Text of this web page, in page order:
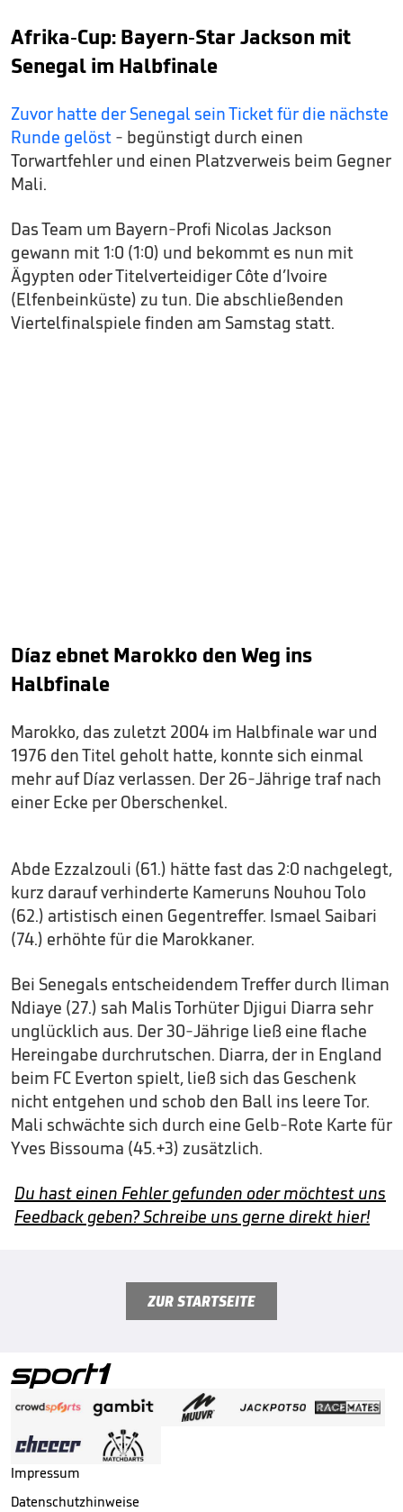
Afrika-Cup: Bayern-Star Jackson mit
Senegal im Halbfinale
Zuvor hatte der Senegal sein Ticket für die nächste
Runde gelöst - begünstigt durch einen
Torwartfehler und einen Platzverweis beim Gegner
Mali.
Das Team um Bayern-Profi Nicolas Jackson
gewann mit 1:0 (1:0) und bekommt es nun mit
Ägypten oder Titelverteidiger Côte d’Ivoire
(Elfenbeinküste) zu tun. Die abschließenden
Viertelfinalspiele finden am Samstag statt.
Díaz ebnet Marokko den Weg ins
Halbfinale
Marokko, das zuletzt 2004 im Halbfinale war und
1976 den Titel geholt hatte, konnte sich einmal
mehr auf Díaz verlassen. Der 26-Jährige traf nach
einer Ecke per Oberschenkel.
Abde Ezzalzouli (61.) hätte fast das 2:0 nachgelegt,
kurz darauf verhinderte Kameruns Nouhou Tolo
(62.) artistisch einen Gegentreffer. Ismael Saibari
(74.) erhöhte für die Marokkaner.
Bei Senegals entscheidendem Treffer durch Iliman
Ndiaye (27.) sah Malis Torhüter Djigui Diarra sehr
unglücklich aus. Der 30-Jährige ließ eine flache
Hereingabe durchrutschen. Diarra, der in England
beim FC Everton spielt, ließ sich das Geschenk
nicht entgehen und schob den Ball ins leere Tor.
Mali schwächte sich durch eine Gelb-Rote Karte für
Yves Bissouma (45.+3) zusätzlich.
Du hast einen Fehler gefunden oder möchtest uns
Feedback geben? Schreibe uns gerne direkt hier!
ZUR STARTSEITE
Impressum
Datenschutzhinweise